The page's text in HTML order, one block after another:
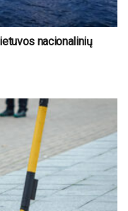
nacionalinių